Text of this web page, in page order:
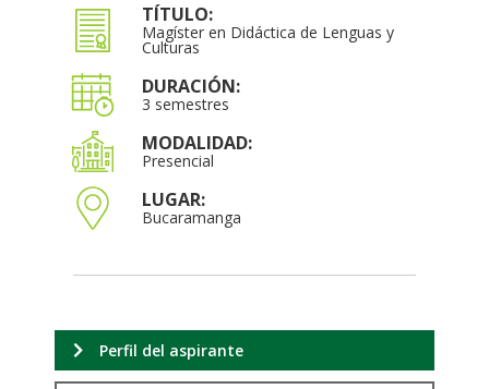
TÍTULO:
Magíster en Didáctica de Lenguas y
Culturas
DURACIÓN:
3 semestres
MODALIDAD:
Presencial
LUGAR:
Bucaramanga
Perfil del aspirante